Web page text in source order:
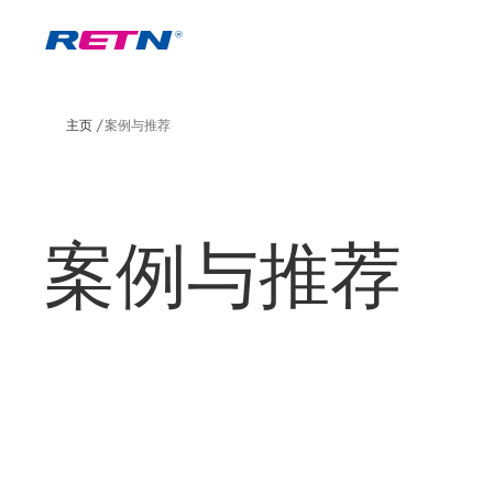
主页 案例与推荐
案例与推荐